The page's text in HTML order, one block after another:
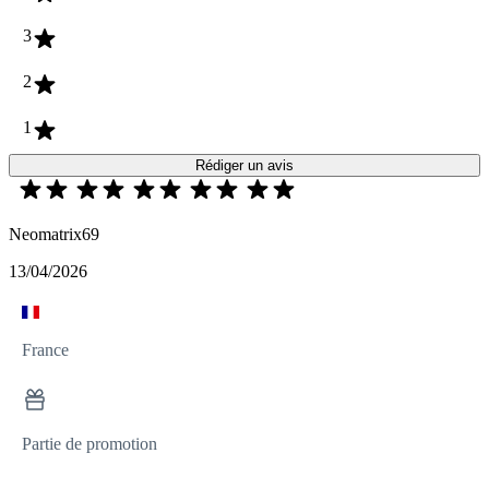
3
2
1
Rédiger un avis
Neomatrix69
13/04/2026
France
Partie de promotion